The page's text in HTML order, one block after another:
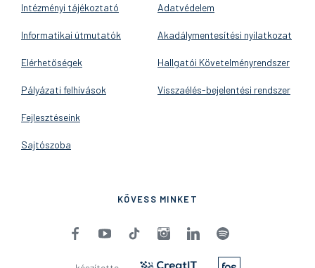
Intézményi tájékoztató
Informatikai útmutatók
Elérhetőségek
Pályázati felhívások
Fejlesztéseink
Sajtószoba
Adatvédelem
Akadálymentesítési nyilatkozat
Hallgatói Követelményrendszer
Visszaélés-bejelentési rendszer
KÖVESS MINKET